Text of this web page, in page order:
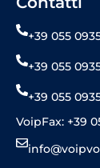
+39 055
+39 055
+39 055
VoipFax: +39